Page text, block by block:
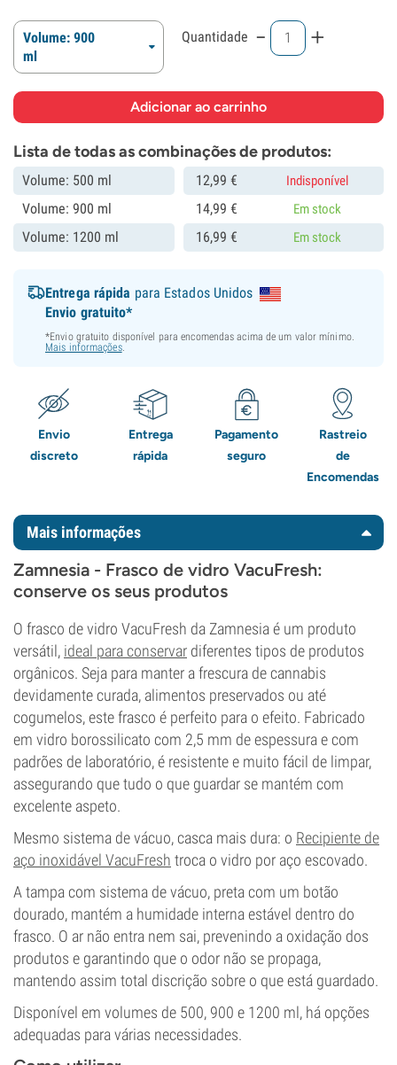
Volume: 900
ml
Quantidade - +
Lista de todas as combinações de produtos:
Volume: 500 ml 12,99 € Indisponível
Volume: 900 ml 14,99 € Em stock
Volume: 1200 ml 16,99 € Em stock
Entrega rápida para Estados Unidos
Envio gratuito*
*Envio gratuito disponível para encomendas acima de um valor mínimo.
Mais informações.
Envio
discreto
Entrega
rápida
Pagamento
seguro
Rastreio
de
Encomendas
Mais informações
Zamnesia - Frasco de vidro VacuFresh:
conserve os seus produtos
O frasco de vidro VacuFresh da Zamnesia é um produto
versátil, ideal para conservar diferentes tipos de produtos
orgânicos. Seja para manter a frescura de cannabis
devidamente curada, alimentos preservados ou até
cogumelos, este frasco é perfeito para o efeito. Fabricado
em vidro borossilicato com 2,5 mm de espessura e com
padrões de laboratório, é resistente e muito fácil de limpar,
assegurando que tudo o que guardar se mantém com
excelente aspeto.
Mesmo sistema de vácuo, casca mais dura: o Recipiente de
aço inoxidável VacuFresh troca o vidro por aço escovado.
A tampa com sistema de vácuo, preta com um botão
dourado, mantém a humidade interna estável dentro do
frasco. O ar não entra nem sai, prevenindo a oxidação dos
produtos e garantindo que o odor não se propaga,
mantendo assim total discrição sobre o que está guardado.
Disponível em volumes de 500, 900 e 1200 ml, há opções
adequadas para várias necessidades.